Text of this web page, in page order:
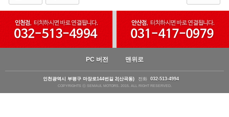
PC 버전 맨위로
인천광역시 부평구 마장로144번길 2(산곡동) 전화 032-513-4994
COPYRIGHTS ⓒ SEMAUL MOTORS. 2015. ALL RIGHT RESERVED.